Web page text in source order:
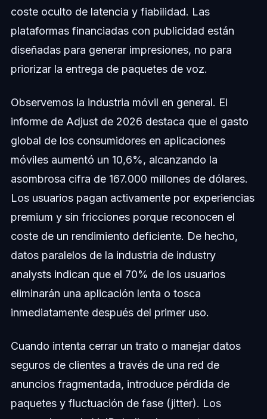
coste oculto de latencia y fiabilidad. Las
plataformas financiadas con publicidad están
diseñadas para generar impresiones, no para
priorizar la entrega de paquetes de voz.
Observemos la industria móvil en general. El
informe de Adjust de 2026 destaca que el gasto
global de los consumidores en aplicaciones
móviles aumentó un 10,6%, alcanzando la
asombrosa cifra de 167.000 millones de dólares.
Los usuarios pagan activamente por experiencias
premium y sin fricciones porque reconocen el
coste de un rendimiento deficiente. De hecho,
datos paralelos de la industria de industry
analysts indican que el 70% de los usuarios
eliminarán una aplicación lenta o tosca
inmediatamente después del primer uso.
Cuando intenta cerrar un trato o manejar datos
seguros de clientes a través de una red de
anuncios fragmentada, introduce pérdida de
paquetes y fluctuación de fase (jitter). Los